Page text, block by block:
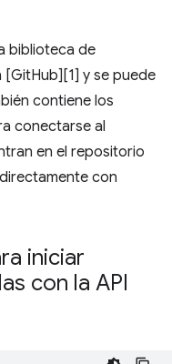
biblioteca de
y se puede
contiene los
conectarse al
en el repositorio
con
iniciar
con la API